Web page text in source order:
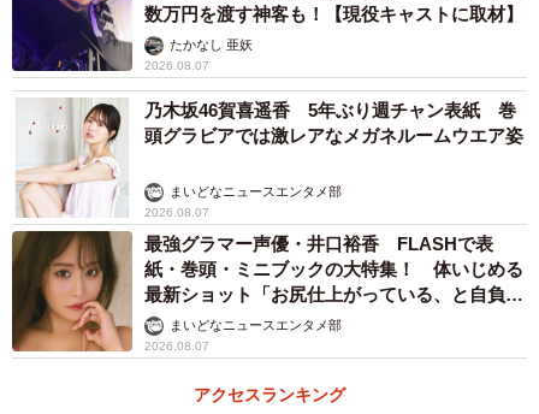
以下の2点を守りましょう。
・ルームミラーによる後方確認ができる
・ハイマウントストップランプを隠さない
大切なのは、安全の妨げにならないことです。ドライバー
の後方確認や後続車への注意喚起に支障が出る貼り方は認
められず、違反と見なされる可能性があります。
数万円を渡す神客も！【現役キャストに取材】
たかなし 亜妖
2026.08.07
乃木坂46賀喜遥香 5年ぶり週チャン表紙 巻
頭グラビアでは激レアなメガネルームウエア姿
まいどなニュースエンタメ部
2026.08.07
最強グラマー声優・井口裕香 FLASHで表
紙・巻頭・ミニブックの大特集！ 体いじめる
最新ショット「お尻仕上がっている、と自負し
ています」「いくつになっても理想の身体でい
たい」
まいどなニュースエンタメ部
2026.08.07
アクセスランキング